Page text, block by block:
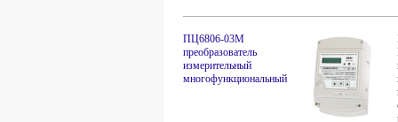
ПЦ6806-03М
преобразователь
измерительный
многофункциональный